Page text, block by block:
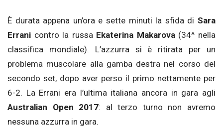
È durata appena un’ora e sette minuti la sfida di Sara
Errani contro la russa Ekaterina Makarova(34^ nella
classifica mondiale). L’azzurra si è ritirata per un
problema muscolare alla gamba destra nel corso del
secondo set, dopo aver perso il primo nettamente per
6-2. La Errani era l’ultima italiana ancora in gara agli
Australian Open 2017: al terzo turno non avremo
nessuna azzurra in gara.